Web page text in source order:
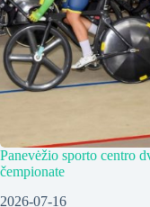
Panevėžio sporto centro
čempionate
2026-07-16